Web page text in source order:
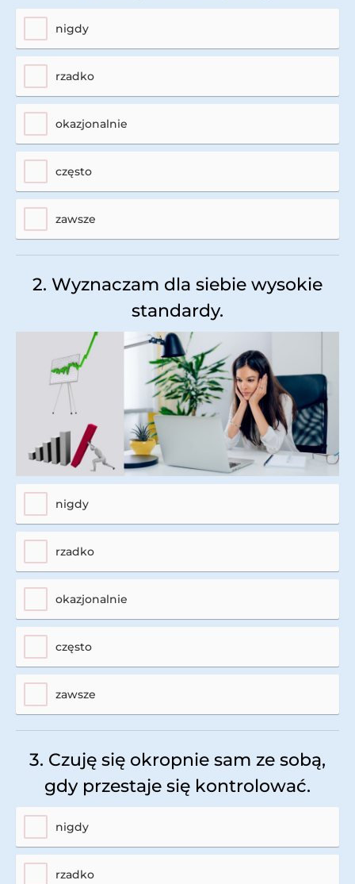
nigdy
rzadko
okazjonalnie
często
zawsze
2. Wyznaczam dla siebie wysokie
standardy.
nigdy
rzadko
okazjonalnie
często
zawsze
3. Czuję się okropnie sam ze sobą,
gdy przestaje się kontrolować.
nigdy
rzadko